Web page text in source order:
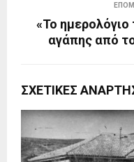
«Το ημερολόγιο
αγάπης από
ΣΧΕΤΙΚΈΣ